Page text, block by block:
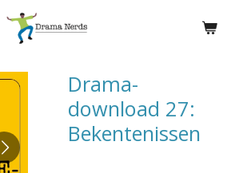
Drama-
download 27:
Bekentenissen